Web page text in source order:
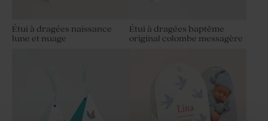
Étui à dragées naissance
lune et nuage
Étui à dragées baptême
original colombe messagère